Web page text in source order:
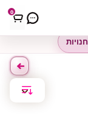
0
חנויות